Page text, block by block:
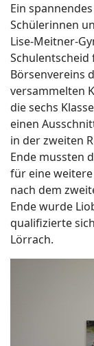
Ein
Schülerinnen
Lise-Meitner-
Börsenvereins
versammelten
die sechs
einen
in der zweiten
Ende mussten
für eine
nach dem
Ende wurde
qualifizierte
Lörrach.